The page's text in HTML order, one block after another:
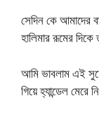
সেদিন কে আমাদের
হালিমার রূমের
আমি ভাবলাম এই
গিয়ে হ্যান্ডেল মেরে